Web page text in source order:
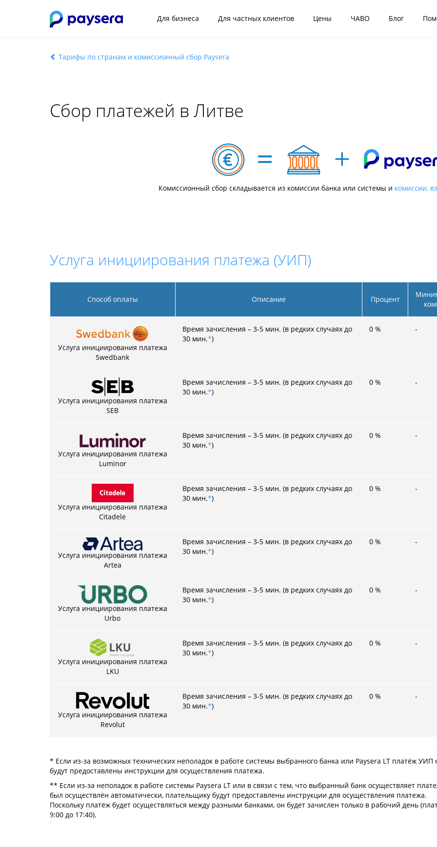
Для бизнеса Для частных клиентов Цены ЧАВО Блог
Тарифы по странам и комиссионный сбор Paysera
Сбор платежей в Литве
Комиссионный сбор складывается из комиссии банка или системы и комиссии,
Услуга инициирования платежа (УИП)
Способ оплаты Описание Процент
Услуга инициирования платежа
Swedbank
Время зачисления – 3-5 мин. (в редких случаях до
30 мин.*)
0 % -
Услуга инициирования платежа
SEB
Время зачисления – 3-5 мин. (в редких случаях до
30 мин.*)
0 % -
Услуга инициирования платежа
Luminor
Время зачисления – 3-5 мин. (в редких случаях до
30 мин.*)
0 % -
Услуга инициирования платежа
Citadele
Время зачисления – 3-5 мин. (в редких случаях до
30 мин.*)
0 % -
Услуга инициирования платежа
Artea
Время зачисления – 3-5 мин. (в редких случаях до
30 мин.*)
0 % -
Услуга инициирования платежа
Urbo
Время зачисления – 3-5 мин. (в редких случаях до
30 мин.*)
0 % -
Услуга инициирования платежа
LKU
Время зачисления – 3-5 мин. (в редких случаях до
30 мин.*)
0 % -
Услуга инициирования платежа
Revolut
Время зачисления – 3-5 мин. (в редких случаях до
30 мин.*)
0 % -
* Если из-за возможных технических неполадок в работе системы выбранного банка или Paysera LT платёж
будут предоставлены инструкции для осуществления платежа.
** Если из-за неполадок в работе системы Paysera LT или в связи с тем, что выбранный банк осуществляет
был осуществлён автоматически, плательщику будут предоставлены инструкции для осуществления платежа.
Поскольку платёж будет осуществляться между разными банками, он будет зачислен только в рабочий день
9:00 до 17:40).